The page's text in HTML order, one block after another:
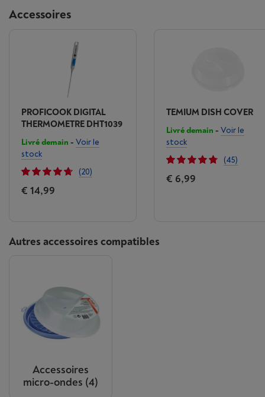
Accessoires
PROFICOOK DIGITAL
THERMOMETRE DHT1039
Livré demain - Voir le
stock
(20)
€ 14,99
TEMIUM DISH COVER
Livré demain - Voir le
stock
(45)
€ 6,99
Autres accessoires compatibles
Accessoires
micro-ondes (4)